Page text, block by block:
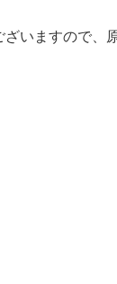
いますので、